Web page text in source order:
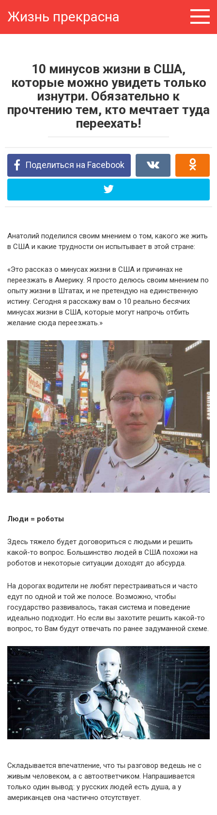
Жизнь прекрасна
10 минусов жизни в США,
которые можно увидеть только
изнутри. Обязательно к
прочтению тем, кто мечтает туда
переехать!
Поделиться на Facebook
Анатолий поделился своим мнением о том, какого же жить
в США и какие трудности он испытывает в этой стране:
«Это рассказ о минусах жизни в США и причинах не
переезжать в Америку. Я просто делюсь своим мнением по
опыту жизни в Штатах, и не претендую на единственную
истину. Сегодня я расскажу вам о 10 реально бесячих
минусах жизни в США, которые могут напрочь отбить
желание сюда переезжать.»
Люди = роботы
Здесь тяжело будет договориться с людьми и решить
какой-то вопрос. Большинство людей в США похожи на
роботов и некоторые ситуации доходят до абсурда.
На дорогах водители не любят перестраиваться и часто
едут по одной и той же полосе. Возможно, чтобы
государство развивалось, такая система и поведение
идеально подходит. Но если вы захотите решить какой-то
вопрос, то Вам будут отвечать по ранее задуманной схеме.
Складывается впечатление, что ты разговор ведешь не с
живым человеком, а с автоответчиком. Напрашивается
только один вывод: у русских людей есть душа, а у
американцев она частично отсутствует.